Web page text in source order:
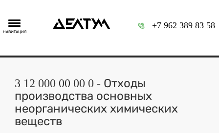
НАВИГАЦИЯ
+7 962 389 83 58
3 12 000 00 00 0 - Отходы
производства основных
неорганических химических
веществ